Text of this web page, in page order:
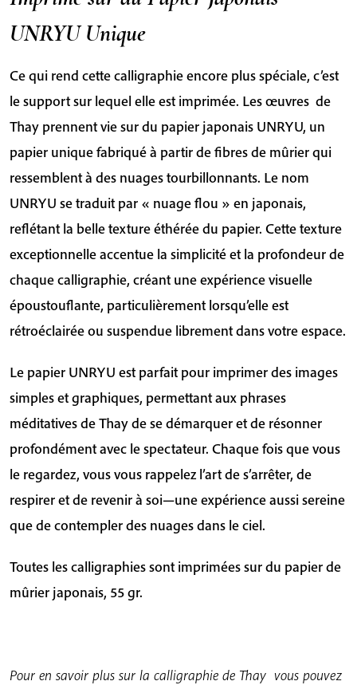
UNRYU Unique
Ce qui rend cette calligraphie encore plus spéciale, c’est
le support sur lequel elle est imprimée. Les œuvres de
Thay prennent vie sur du papier japonais UNRYU, un
papier unique fabriqué à partir de fibres de mûrier qui
ressemblent à des nuages tourbillonnants. Le nom
UNRYU se traduit par « nuage flou » en japonais,
reflétant la belle texture éthérée du papier. Cette texture
exceptionnelle accentue la simplicité et la profondeur de
chaque calligraphie, créant une expérience visuelle
époustouflante, particulièrement lorsqu’elle est
rétroéclairée ou suspendue librement dans votre espace.
Le papier UNRYU est parfait pour imprimer des images
simples et graphiques, permettant aux phrases
méditatives de Thay de se démarquer et de résonner
profondément avec le spectateur. Chaque fois que vous
le regardez, vous vous rappelez l’art de s’arrêter, de
respirer et de revenir à soi—une expérience aussi sereine
que de contempler des nuages dans le ciel.
Toutes les calligraphies sont imprimées sur du papier de
mûrier japonais, 55 gr.
Pour en savoir plus sur la calligraphie de Thay vous pouvez